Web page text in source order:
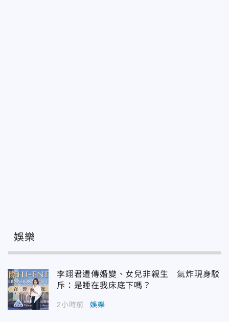
娛樂
李翊君遭傳婚變、女兒非親生 氣炸現身駁
斥：是睡在我床底下嗎？
2小時前 娛樂